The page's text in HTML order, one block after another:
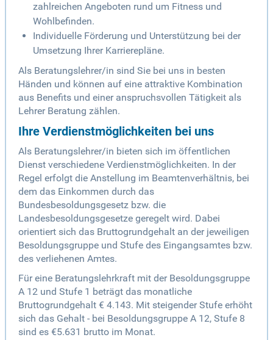
zahlreichen Angeboten rund um Fitness und
Wohlbefinden.
Individuelle Förderung und Unterstützung bei der
Umsetzung Ihrer Karrierepläne.
Als Beratungslehrer/in sind Sie bei uns in besten
Händen und können auf eine attraktive Kombination
aus Benefits und einer anspruchsvollen Tätigkeit als
Lehrer Beratung zählen.
Ihre Verdienstmöglichkeiten bei uns
Als Beratungslehrer/in bieten sich im öffentlichen
Dienst verschiedene Verdienstmöglichkeiten. In der
Regel erfolgt die Anstellung im Beamtenverhältnis, bei
dem das Einkommen durch das
Bundesbesoldungsgesetz bzw. die
Landesbesoldungsgesetze geregelt wird. Dabei
orientiert sich das Bruttogrundgehalt an der jeweiligen
Besoldungsgruppe und Stufe des Eingangsamtes bzw.
des verliehenen Amtes.
Für eine Beratungslehrkraft mit der Besoldungsgruppe
A 12 und Stufe 1 beträgt das monatliche
Bruttogrundgehalt € 4.143. Mit steigender Stufe erhöht
sich das Gehalt - bei Besoldungsgruppe A 12, Stufe 8
sind es €5.631 brutto im Monat.